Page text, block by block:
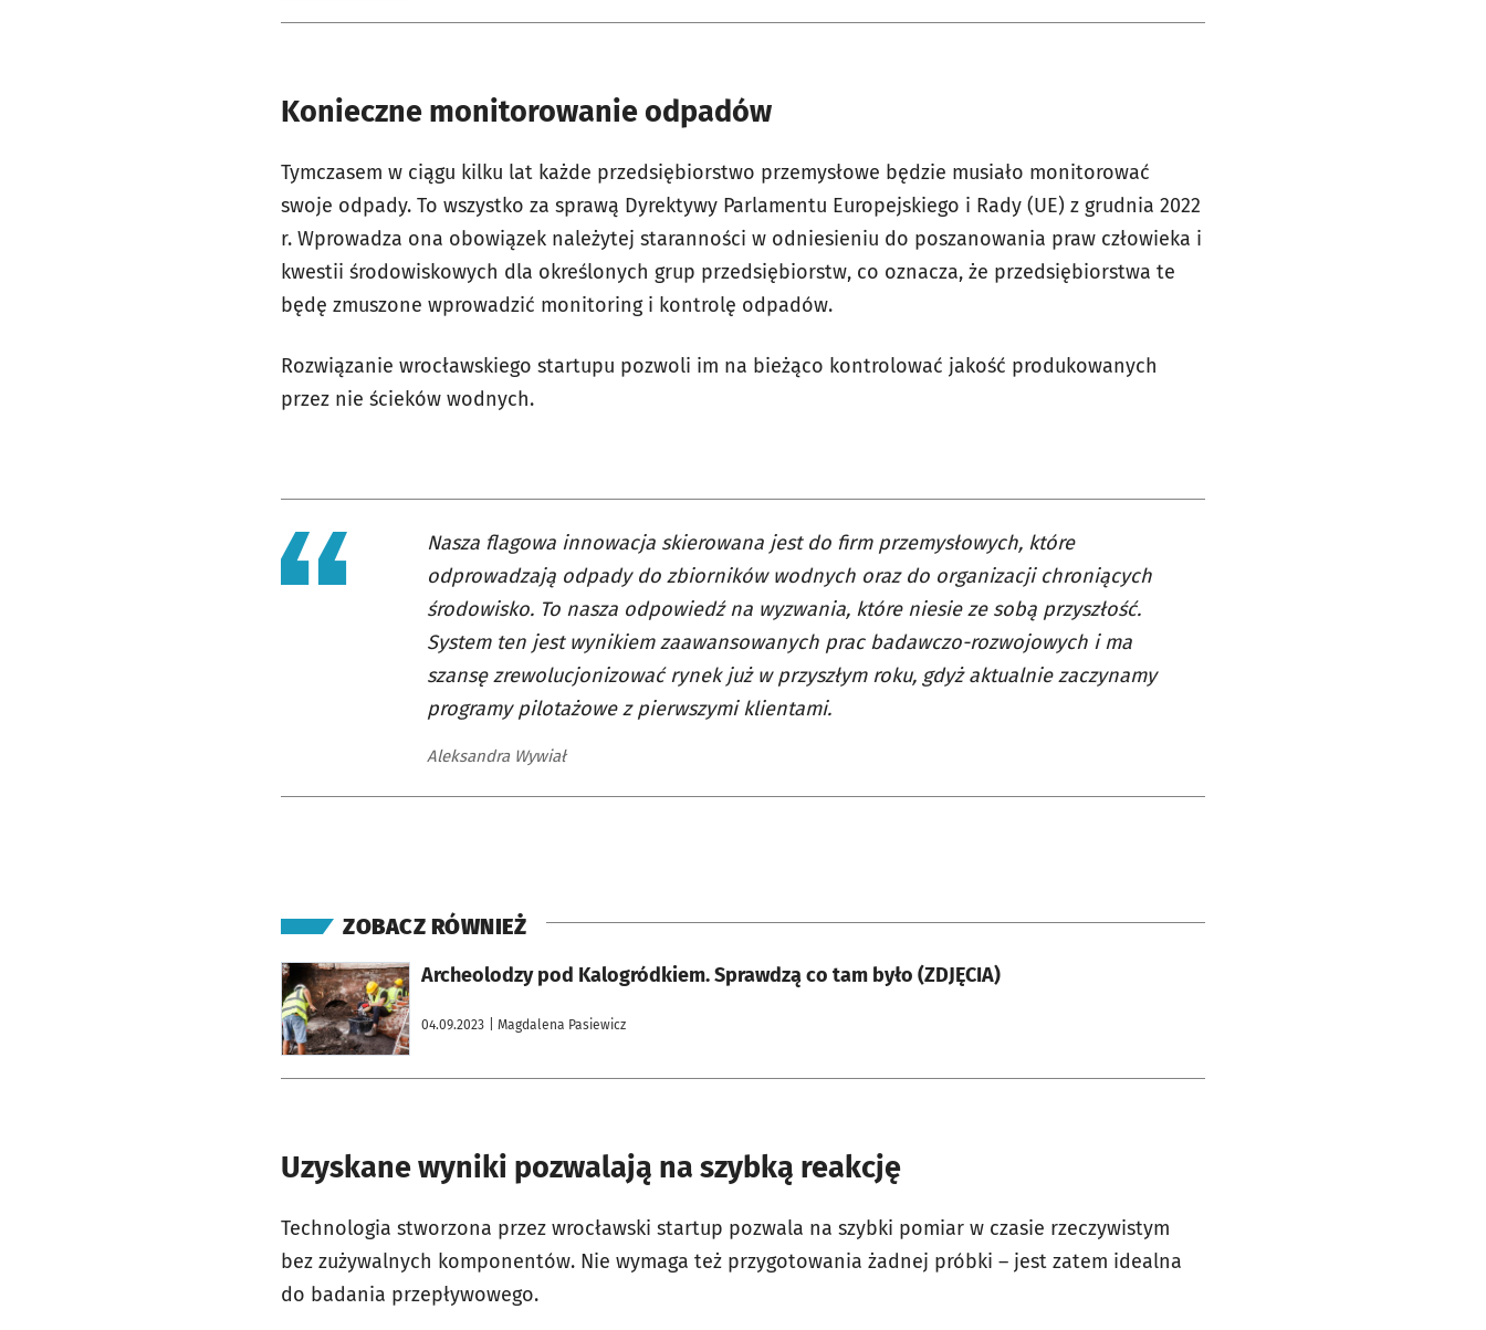
Konieczne monitorowanie odpadów
Tymczasem w ciągu kilku lat każde przedsiębiorstwo przemysłowe będzie musiało monitorować
swoje odpady. To wszystko za sprawą Dyrektywy Parlamentu Europejskiego i Rady (UE) z grudnia 2022
r. Wprowadza ona obowiązek należytej staranności w odniesieniu do poszanowania praw człowieka i
kwestii środowiskowych dla określonych grup przedsiębiorstw, co oznacza, że przedsiębiorstwa te
będę zmuszone wprowadzić monitoring i kontrolę odpadów.
Rozwiązanie wrocławskiego startupu pozwoli im na bieżąco kontrolować jakość produkowanych
przez nie ścieków wodnych.
Nasza flagowa innowacja skierowana jest do firm przemysłowych, które
odprowadzają odpady do zbiorników wodnych oraz do organizacji chroniących
środowisko. To nasza odpowiedź na wyzwania, które niesie ze sobą przyszłość.
System ten jest wynikiem zaawansowanych prac badawczo-rozwojowych i ma
szansę zrewolucjonizować rynek już w przyszłym roku, gdyż aktualnie zaczynamy
programy pilotażowe z pierwszymi klientami.
Aleksandra Wywiał
ZOBACZ RÓWNIEŻ
Archeolodzy pod Kalogródkiem. Sprawdzą co tam było (ZDJĘCIA)
04.09.2023 | Magdalena Pasiewicz
otworzy się w nowej karcie
Uzyskane wyniki pozwalają na szybką reakcję
Technologia stworzona przez wrocławski startup pozwala na szybki pomiar w czasie rzeczywistym
bez zużywalnych komponentów. Nie wymaga też przygotowania żadnej próbki – jest zatem idealna
do badania przepływowego.